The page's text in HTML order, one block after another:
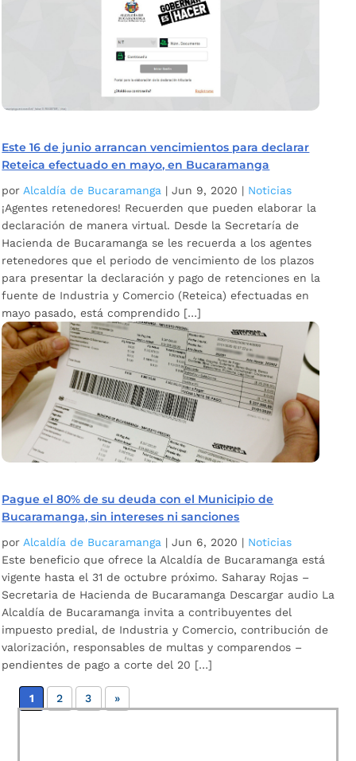
Este 16 de junio arrancan vencimientos para declarar
Reteica efectuado en mayo, en Bucaramanga
por Alcaldía de Bucaramanga |Jun 9, 2020 | Noticias
¡Agentes retenedores! Recuerden que pueden elaborar la
declaración de manera virtual. Desde la Secretaría de
Hacienda de Bucaramanga se les recuerda a los agentes
retenedores que el periodo de vencimiento de los plazos
para presentar la declaración y pago de retenciones en la
fuente de Industria y Comercio (Reteica) efectuadas en
mayo pasado, está comprendido […]
Pague el 80% de su deuda con el Municipio de
Bucaramanga, sin intereses ni sanciones
porAlcaldía de Bucaramanga |Jun 6, 2020 | Noticias
Este beneficio que ofrece la Alcaldía de Bucaramanga está
vigente hasta el 31 de octubre próximo. Saharay Rojas –
Secretaria de Hacienda de Bucaramanga Descargar audio La
Alcaldía de Bucaramanga invita a contribuyentes del
impuesto predial, de Industria y Comercio, contribución de
valorización, responsables de multas y comparendos –
pendientes de pago a corte del 20 […]
1 2 3 »